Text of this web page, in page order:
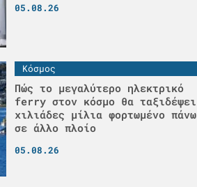
05.08.26
Κόσμος
Πώς το μεγαλύτερο ηλεκτρικό
ferry στον κόσμο θα ταξιδέψει
χιλιάδες μίλια φορτωμένο πάνω
σε άλλο πλοίο
05.08.26